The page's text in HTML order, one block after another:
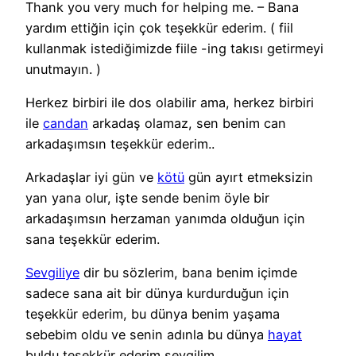
Thank you very much for helping me. – Bana
yardım ettiğin için çok teşekkür ederim. ( fiil
kullanmak istediğimizde fiile -ing takısı getirmeyi
unutmayın. )
Herkez birbiri ile dos olabilir ama, herkez birbiri
ile candan arkadaş olamaz, sen benim can
arkadaşımsın teşekkür ederim..
Arkadaşlar iyi gün ve kötü gün ayırt etmeksizin
yan yana olur, işte sende benim öyle bir
arkadaşımsın herzaman yanımda olduğun için
sana teşekkür ederim.
Sevgiliye dir bu sözlerim, bana benim içimde
sadece sana ait bir dünya kurdurduğun için
teşekkür ederim, bu dünya benim yaşama
sebebim oldu ve senin adınla bu dünya hayat